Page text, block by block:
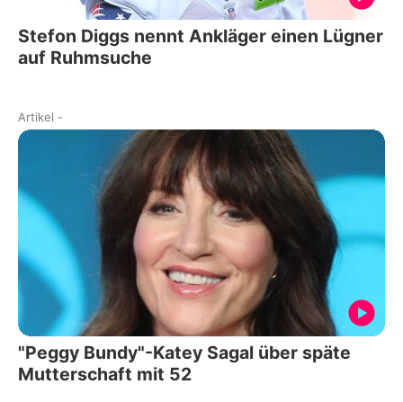
Stefon Diggs nennt Ankläger einen Lügner
auf Ruhmsuche
Artikel -
"Peggy Bundy"-Katey Sagal über späte
Mutterschaft mit 52